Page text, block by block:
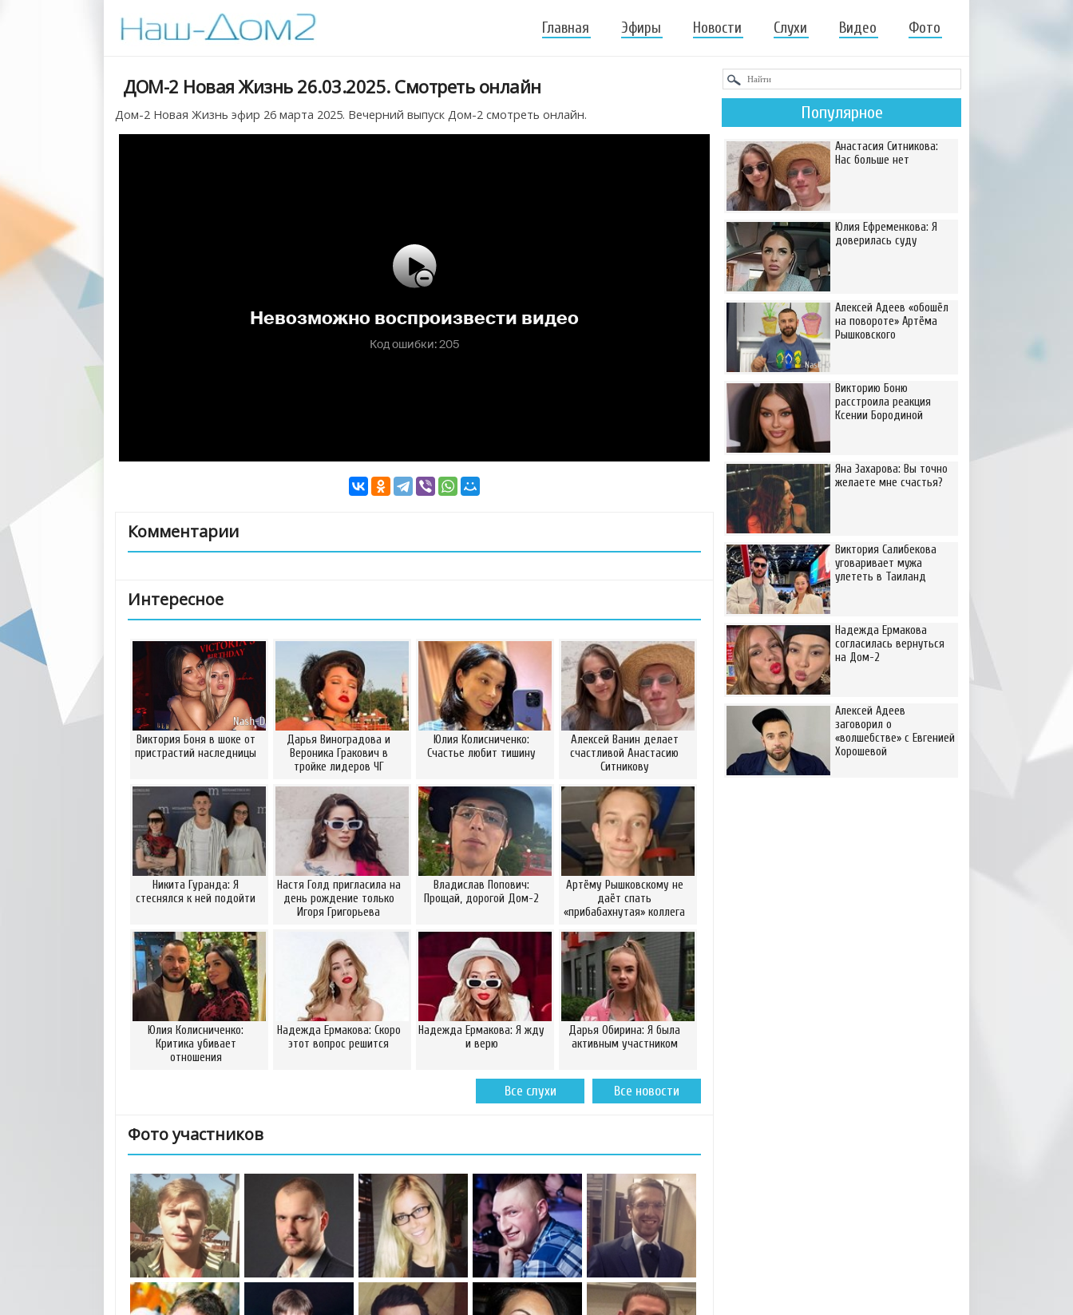
Главная Эфиры Новости Слухи Видео Фото
ДОМ-2 Новая Жизнь 26.03.2025. Смотреть онлайн
Дом-2 Новая Жизнь эфир 26 марта 2025. Вечерний выпуск Дом-2 смотреть онлайн.
Комментарии
Интересное
Виктория Боня в шоке от
пристрастий наследницы
Дарья Виноградова и
Вероника Гракович в
тройке лидеров ЧГ
Юлия Колисниченко:
Счастье любит тишину
Алексей Ванин делает
счастливой Анастасию
Ситникову
Никита Гуранда: Я
стеснялся к ней подойти
Настя Голд пригласила на
день рождение только
Игоря Григорьева
Владислав Попович:
Прощай, дорогой Дом-2
Артёму Рышковскому не
даёт спать
«прибабахнутая» коллега
Юлия Колисниченко:
Критика убивает
отношения
Надежда Ермакова: Скоро
этот вопрос решится
Надежда Ермакова: Я жду
и верю
Дарья Обирина: Я была
активным участником
Все новости
Все слухи
Фото участников
Популярное
Анастасия Ситникова:
Нас больше нет
Юлия Ефременкова: Я
доверилась суду
Алексей Адеев «обошёл
на повороте» Артёма
Рышковского
Викторию Боню
расстроила реакция
Ксении Бородиной
Яна Захарова: Вы точно
желаете мне счастья?
Виктория Салибекова
уговаривает мужа
улететь в Таиланд
Надежда Ермакова
согласилась вернуться
на Дом-2
Алексей Адеев
заговорил о
«волшебстве» с Евгенией
Хорошевой